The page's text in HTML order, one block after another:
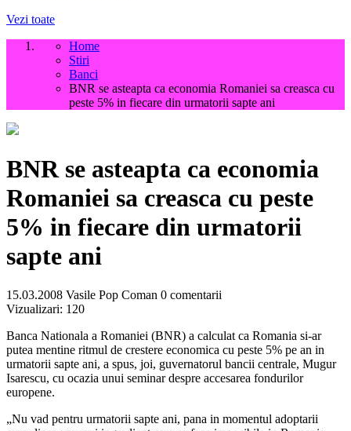
Vezi toate
Home
Stiri
Banci
BNR se asteapta ca economia Romaniei sa creasca cu
peste 5% in fiecare din urmatorii sapte ani
BNR se asteapta ca economia
Romaniei sa creasca cu peste
5% in fiecare din urmatorii
sapte ani
15.03.2008 Vasile Pop Coman 0 comentarii
Vizualizari: 120
Banca Nationala a Romaniei (BNR) a calculat ca Romania si-ar
putea mentine ritmul de crestere economica cu peste 5% pe an in
urmatorii sapte ani, a spus, joi, guvernatorul bancii centrale, Mugur
Isarescu, cu ocazia unui seminar despre accesarea fondurilor
europene.
„Nu vad pentru urmatorii sapte ani, pana in momentul adoptarii